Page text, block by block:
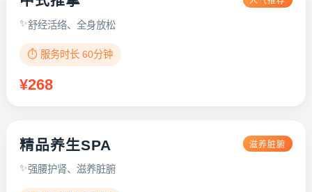
舒经活络、全身放松
⏱️ 服务时长 60分钟
¥268
精品养生SPA 滋养脏腑
强腰护肾、滋养脏腑